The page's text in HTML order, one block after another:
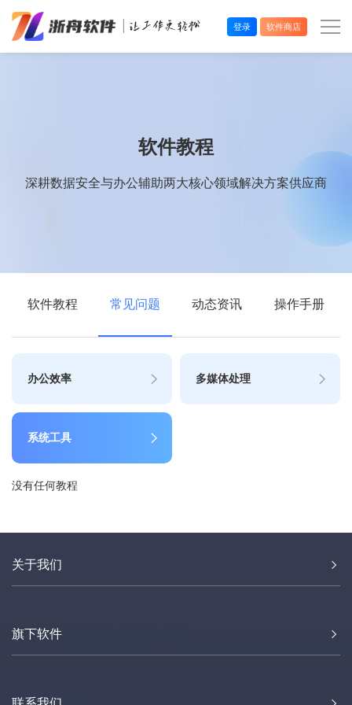
登录 软件商店
软件教程
深耕数据安全与办公辅助两大核心领域解决方案供应商
软件教程 常见问题 动态资讯 操作手册
办公效率 多媒体处理
系统工具
没有任何教程
关于我们
旗下软件